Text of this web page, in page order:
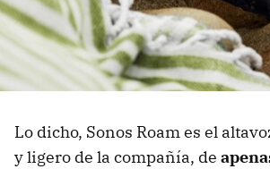
Lo dicho, Sonos Roam es el
y ligero de la compañía, de